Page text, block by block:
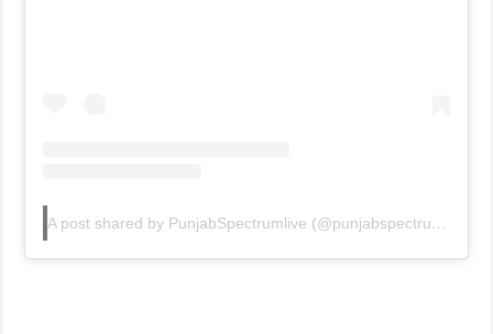
A post shared by PunjabSpectrumlive (@punjabspectrumlive)